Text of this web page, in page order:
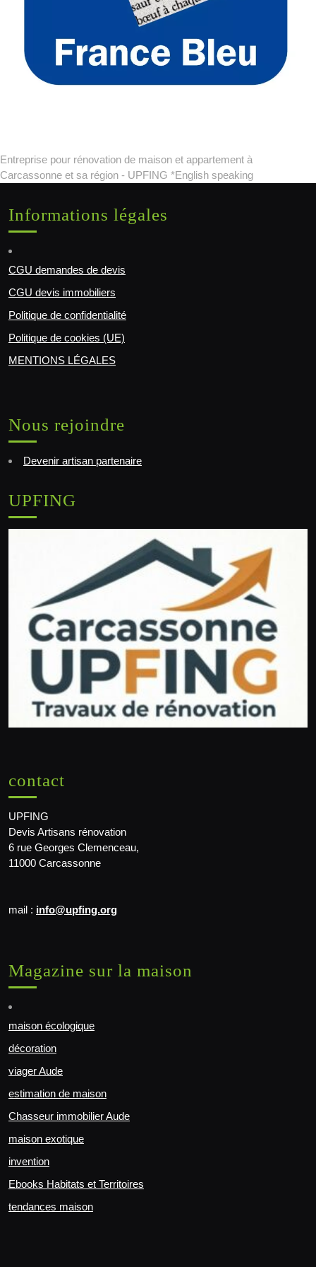
Entreprise pour rénovation de maison et appartement à
Carcassonne et sa région - UPFING *English speaking
Informations légales
CGU demandes de devis
CGU devis immobiliers
Politique de confidentialité
Politique de cookies (UE)
MENTIONS LÉGALES
Nous rejoindre
Devenir artisan partenaire
UPFING
contact
UPFING
Devis Artisans rénovation
6 rue Georges Clemenceau,
11000 Carcassonne
mail : info@upfing.org
Magazine sur la maison
maison écologique
décoration
viager Aude
estimation de maison
Chasseur immobilier Aude
maison exotique
invention
Ebooks Habitats et Territoires
tendances maison